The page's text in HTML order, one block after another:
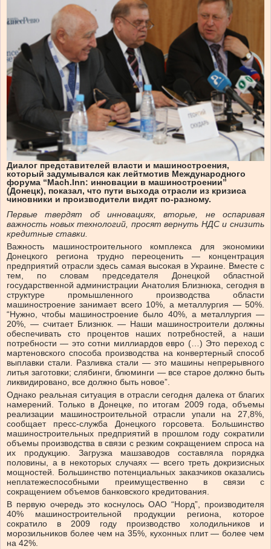
Диалог представителей власти и машиностроения,
который задумывался как лейтмотив Международного
форума “Mach.Inn: инновации в машиностроении”
(Донецк), показал, что пути выхода отрасли из кризиса
чиновники и производители видят по-разному.
Первые твердят об инновациях, вторые, не оспаривая
важность новых технологий, просят вернуть НДС и снизить
кредитные ставки.
Важность машиностроительного комплекса для экономики
Донецкого региона трудно переоценить — концентрация
предприятий отрасли здесь самая высокая в Украине. Вместе с
тем, по словам председателя Донецкой областной
государственной администрации Анатолия Близнюка, сегодня в
структуре промышленного производства области
машиностроение занимает всего 10%, а металлургия — 50%.
“Нужно, чтобы машиностроение было 40%, а металлургия —
20%, — считает Близнюк. — Наши машиностроители должны
обеспечивать сто процентов наших потребностей, а наши
потребности — это сотни миллиардов евро (…) Это переход с
мартеновского способа производства на конвертерный способ
выплавки стали. Разливка стали — это машины непрерывного
литья заготовки; слябинги, блюминги — все старое должно быть
ликвидировано, все должно быть новое”.
Однако реальная ситуация в отрасли сегодня далека от благих
намерений. Только в Донецке, по итогам 2009 года, объемы
реализации машиностроительной отрасли упали на 27,8%,
сообщает пресс-служба Донецкого горсовета. Большинство
машиностроительных предприятий в прошлом году сократили
объемы производства в связи с резким сокращением спроса на
их продукцию. Загрузка машзаводов составляла порядка
половины, а в некоторых случаях — всего треть докризисных
мощностей. Большинство потенциальных заказчиков оказались
неплатежеспособными преимущественно в связи с
сокращением объемов банковского кредитования.
В первую очередь это коснулось ОАО “Норд”, производителя
40% машиностроительной продукции региона, которое
сократило в 2009 году производство холодильников и
морозильников более чем на 35%, кухонных плит — более чем
на 42%.